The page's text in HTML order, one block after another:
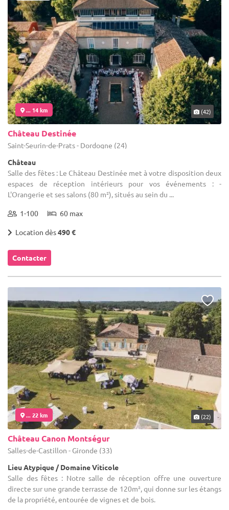
... 14 km (42)
Château Destinée
Saint-Seurin-de-Prats - Dordogne (24)
Château
Salle des fêtes : Le Château Destinée met à votre disposition deux
espaces de réception intérieurs pour vos événements : -
L'Orangerie et ses salons (80 m²), situés au sein du ...
1-100 60 max
Location dès490 €
Contacter
... 22 km (22)
Château Canon Montségur
Salles-de-Castillon - Gironde (33)
Lieu Atypique / Domaine Viticole
Salle des fêtes : Notre salle de réception offre une ouverture
directe sur une grande terrasse de 120m², qui donne sur les étangs
de la propriété, entourée de vignes et de bois.